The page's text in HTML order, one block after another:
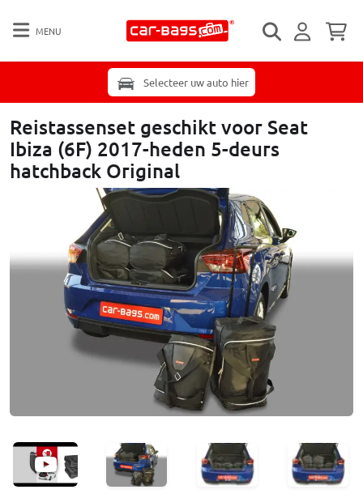
MENU
Selecteer uw auto hier
Reistassenset geschikt voor Seat
Ibiza (6F) 2017-heden 5-deurs
hatchback Original